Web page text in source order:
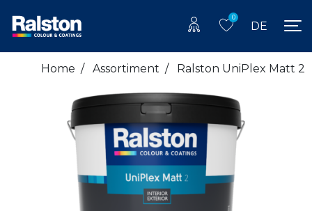
0
DE
Home / Assortiment / Ralston UniPlex Matt 2